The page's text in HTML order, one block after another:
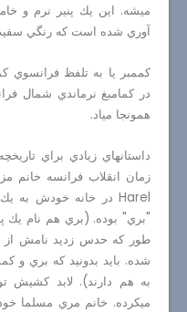
ميشه. اين يك پنير نرم و
آوري شده است كه رنگي
كممبر يا به تلفظ فرانسوي
در كمامبغ نرماندي شمال
همونجا مياد.
داستانهاي زيادي براي
زمان انقلاب فرانسه خانم
Harel در خانه خودش به
"بري" بوده. (بري هم نام يك
طور كه حدس زديد نامش
شده. بايد بدونيد كه بري و
به هم دارند). لابد كشيش
ميكرده. خانم مري مسلما